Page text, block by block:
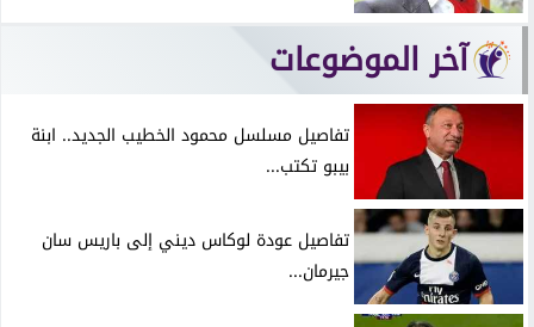
آخر الموضوعات
تفاصيل مسلسل محمود الخطيب الجديد.. ابنة
بيبو تكتب...
تفاصيل عودة لوكاس ديني إلى باريس سان
جيرمان...